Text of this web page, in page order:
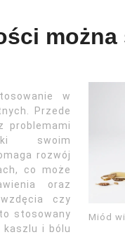
Miód
w
Przede
problemami
swoim
rozwój
co może
oraz
czy
stosowany
kaszlu i bólu